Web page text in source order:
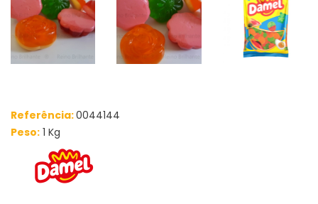
Referência:0044144
Peso: 1 Kg